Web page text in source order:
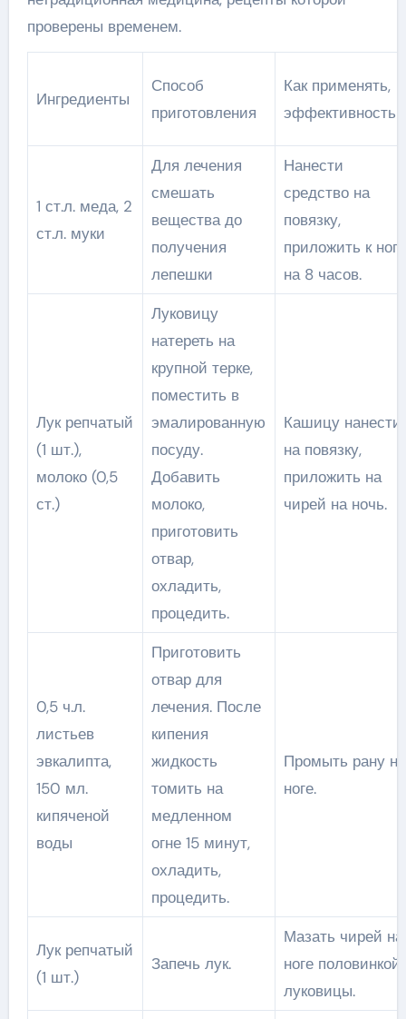
проверены временем.
Ингредиенты
Способ
приготовления
Как применять,
эффективность
1 ст.л. меда, 2
ст.л. муки
Для лечения
смешать
вещества до
получения
лепешки
Нанести
средство на
повязку,
приложить к ноге
на 8 часов.
Лук репчатый
(1 шт.),
молоко (0,5
ст.)
Луковицу
натереть на
крупной терке,
поместить в
эмалированную
посуду.
Добавить
молоко,
приготовить
отвар,
охладить,
процедить.
Кашицу нанести
на повязку,
приложить на
чирей на ночь.
0,5 ч.л.
листьев
эвкалипта,
150 мл.
кипяченой
воды
Приготовить
отвар для
лечения. После
кипения
жидкость
томить на
медленном
огне 15 минут,
охладить,
процедить.
Промыть рану на
ноге.
Лук репчатый
(1 шт.)
Запечь лук.
Мазать чирей на
ноге половинкой
луковицы.